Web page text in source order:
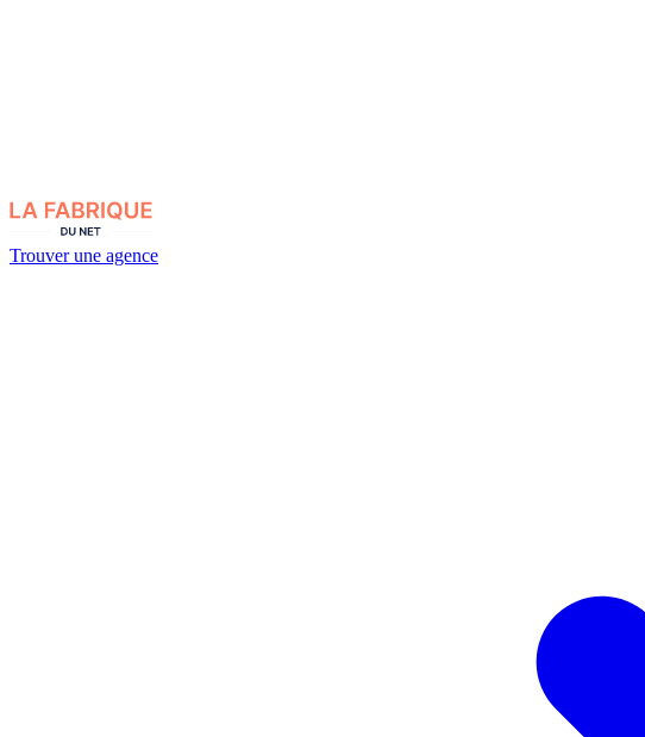
Trouver une agence